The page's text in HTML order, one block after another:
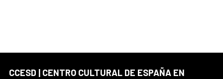
CCESD | CENTRO CULTURAL DE ESPAÑA EN